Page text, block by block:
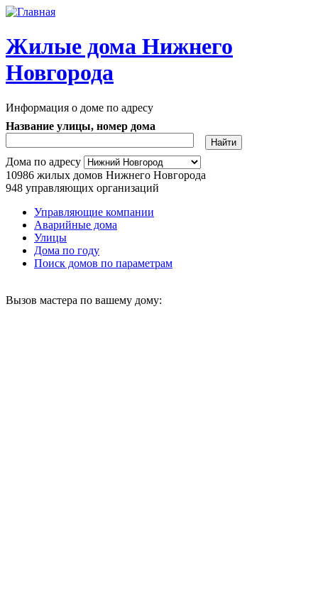
Перейти к основному содержанию
Жилые дома Нижнего
Новгорода
Информация о доме по адресу
Адрес дома
Название улицы, номер дома
Дома по адресу
10986 жилых домов Нижнего Новгорода
948 управляющих организаций
Главное меню
Управляющие компании
Аварийные дома
Улицы
Дома по году
Поиск домов по параметрам
Вызов мастера по вашему дому: